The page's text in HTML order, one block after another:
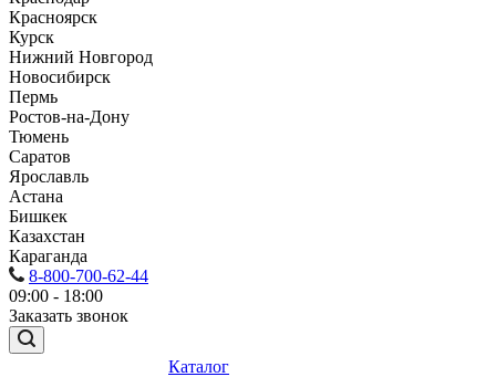
Красноярск
Курск
Нижний Новгород
Новосибирск
Пермь
Ростов-на-Дону
Тюмень
Саратов
Ярославль
Астана
Бишкек
Казахстан
Караганда
8-800-700-62-44
09:00 - 18:00
Заказать звонок
Каталог